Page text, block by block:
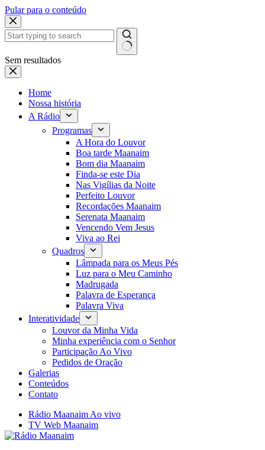
Pular para o conteúdo
Sem resultados
Home
Nossa história
A Rádio
Programas
A Hora do Louvor
Boa tarde Maanaim
Bom dia Maanaim
Finda-se este Dia
Nas Vigílias da Noite
Perfeito Louvor
Recordações Maanaim
Serenata Maanaim
Vencendo Vem Jesus
Viva ao Rei
Quadros
Lâmpada para os Meus Pés
Luz para o Meu Caminho
Madrugada
Palavra de Esperança
Palavra Viva
Interatividade
Louvor da Minha Vida
Minha experiência com o Senhor
Participação Ao Vivo
Pedidos de Oração
Galerias
Conteúdos
Contato
Rádio Maanaim Ao vivo
TV Web Maanaim